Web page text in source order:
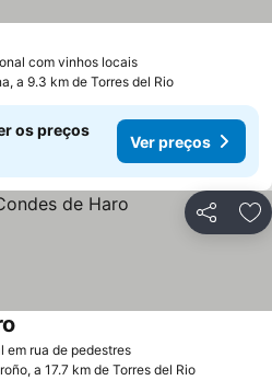
com vinhos locais
a 9.3 km de Torres del Rio
os preços
Ver preços
Partilhar
em rua de pedestres
a 17.7 km de Torres del Rio